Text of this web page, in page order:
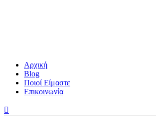
Αρχική
Blog
Ποιοί Είμαστε
Επικοινωνία